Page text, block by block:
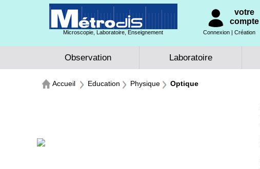
Microscopie, Laboratoire, Enseignement
votre
compte
Connexion | Création
Observation Laboratoire
Accueil Education Physique Optique